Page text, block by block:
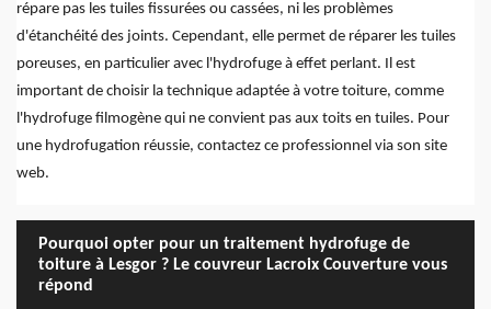
répare pas les tuiles fissurées ou cassées, ni les problèmes
d'étanchéité des joints. Cependant, elle permet de réparer les tuiles
poreuses, en particulier avec l'hydrofuge à effet perlant. Il est
important de choisir la technique adaptée à votre toiture, comme
l'hydrofuge filmogène qui ne convient pas aux toits en tuiles. Pour
une hydrofugation réussie, contactez ce professionnel via son site
web.
Pourquoi opter pour un traitement hydrofuge de
toiture à Lesgor ? Le couvreur Lacroix Couverture vous
répond